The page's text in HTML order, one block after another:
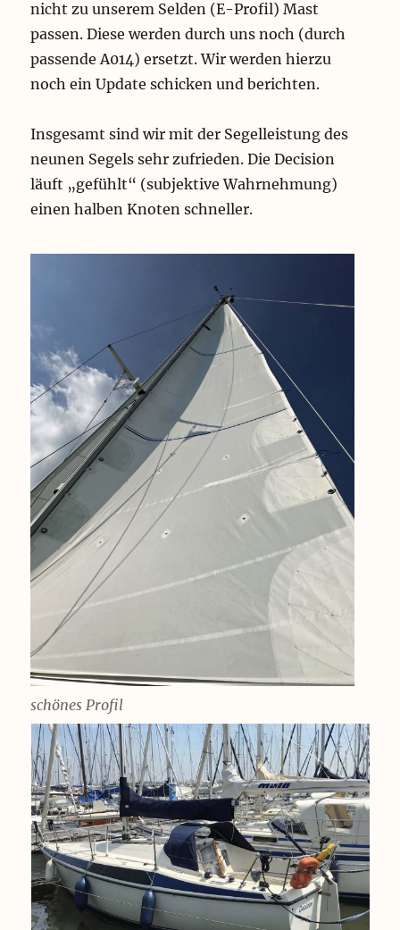
nicht zu unserem Selden (E-Profil) Mast
passen. Diese werden durch uns noch (durch
passende A014) ersetzt. Wir werden hierzu
noch ein Update schicken und berichten.
Insgesamt sind wir mit der Segelleistung des
neunen Segels sehr zufrieden. Die Decision
läuft „gefühlt“ (subjektive Wahrnehmung)
einen halben Knoten schneller.
schönes Profil